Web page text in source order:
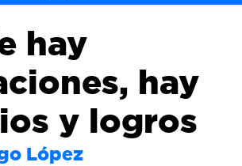
hay
hay
y logros
López